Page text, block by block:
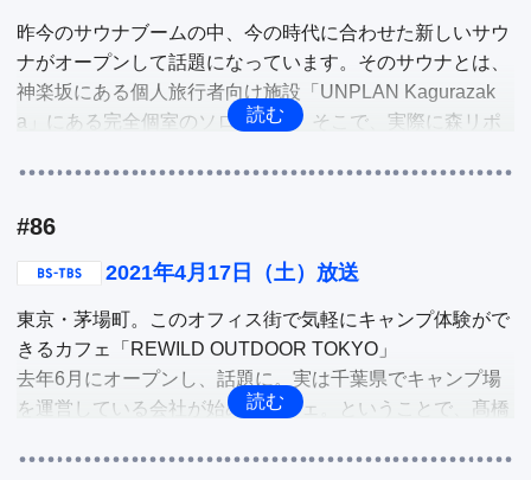
専門店があります。全国100店舗以上を展開する「なんぼ
や」です。そこで戸田リポーターが自分で大事にしている
ブランド品を持ち込んで査定を行って貰います。どんなシ
ステムで幾らぐらいの査定額が提示されるのか！
昨今のサウナブームの中、今の時代に合わせた新しいサウ
ナがオープンして話題になっています。そのサウナとは、
神楽坂にある個人旅行者向け施設「UNPLAN Kagurazak
a」にある完全個室のソロサウナ。そこで、実際に森リポ
ー）が問題になっています。そこで、そんな「ロスフラワ
ー」を再利用した、花のアップサイクルに取り組んでいる
ストの下でドライフラワー作りにチャレンジ。
他
#86
2021年4月17日（土）放送
東京・茅場町。このオフィス街で気軽にキャンプ体験がで
きるカフェ「REWILD OUTDOOR TOKYO」
去年6月にオープンし、話題に。実は千葉県でキャンプ場
を運営している会社が始めたカフェ。ということで、髙橋
験。